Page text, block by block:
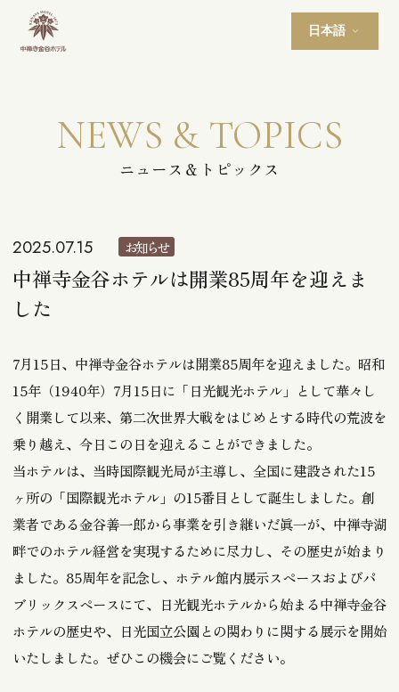
ニュース＆トピックス
NEWS & TOPICS
日本語
中禅寺金谷ホテルは開業85周年を迎えま
した
2025.07.15 お知らせ
7月15日、中禅寺金谷ホテルは開業85周年を迎えました。昭和
15年（1940年）7月15日に「日光観光ホテル」として華々し
く開業して以来、第二次世界大戦をはじめとする時代の荒波を
乗り越え、今日この日を迎えることができました。
当ホテルは、当時国際観光局が主導し、全国に建設された15
ヶ所の「国際観光ホテル」の15番目として誕生しました。創
業者である金谷善一郎から事業を引き継いだ眞一が、中禅寺湖
畔でのホテル経営を実現するために尽力し、その歴史が始まり
ました。85周年を記念し、ホテル館内展示スペースおよびパ
ブリックスペースにて、日光観光ホテルから始まる中禅寺金谷
ホテルの歴史や、日光国立公園との関わりに関する展示を開始
いたしました。ぜひこの機会にご覧ください。